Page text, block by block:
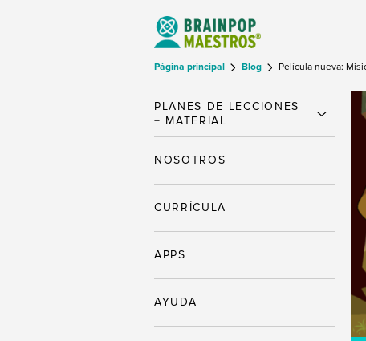
Página principal Blog Película nueva:
PLANES DE LECCIONES
+ MATERIAL
NOSOTROS
CURRÍCULA
APPS
AYUDA